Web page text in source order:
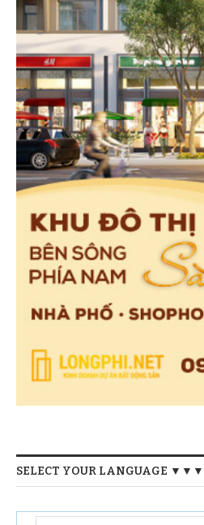
SELECT YOUR LANGUAGE ▼▼▼